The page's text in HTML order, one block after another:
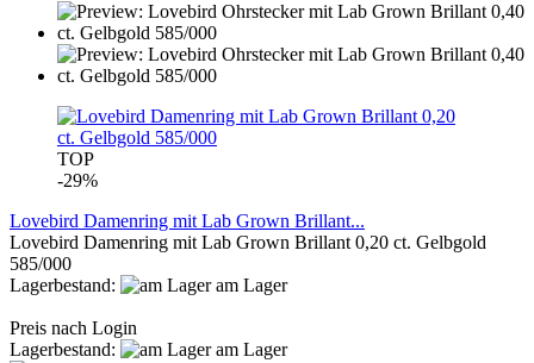
TOP
-29%
Lovebird Damenring mit Lab Grown Brillant...
Lovebird Damenring mit Lab Grown Brillant 0,20 ct. Gelbgold
585/000
Lagerbestand:
am Lager
Preis nach Login
Lagerbestand:
am Lager